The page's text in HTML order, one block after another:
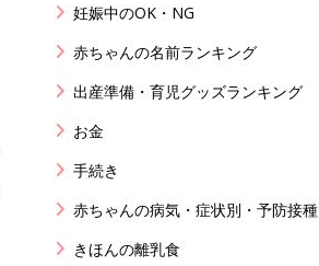
妊娠中のOK・NG
赤ちゃんの名前ランキング
出産準備・育児グッズランキング
お金
手続き
赤ちゃんの病気・症状別・予防接種
きほんの離乳食